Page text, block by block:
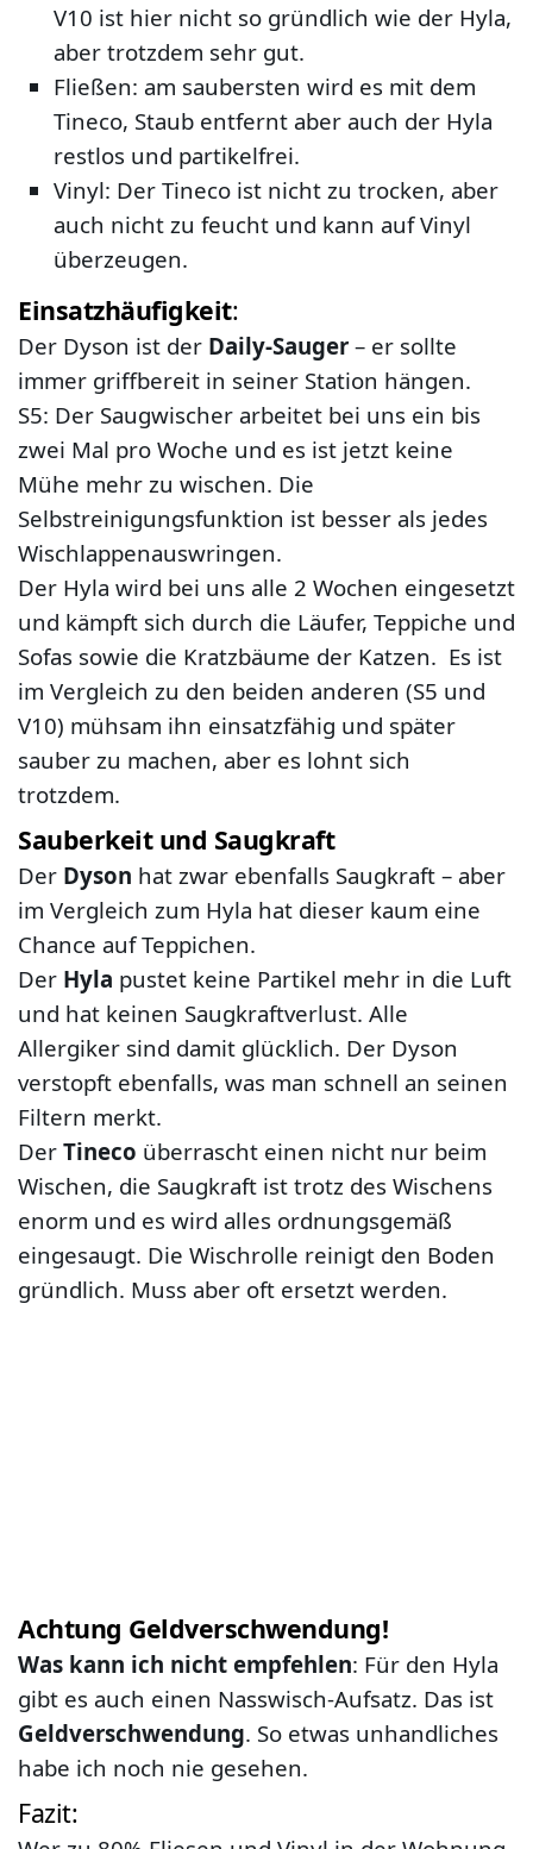
V10 ist hier nicht so gründlich wie der Hyla,
aber trotzdem sehr gut.
Fließen: am saubersten wird es mit dem
Tineco, Staub entfernt aber auch der Hyla
restlos und partikelfrei.
Vinyl: Der Tineco ist nicht zu trocken, aber
auch nicht zu feucht und kann auf Vinyl
überzeugen.
Einsatzhäufigkeit:
Der Dyson ist der Daily-Sauger – er sollte
immer griffbereit in seiner Station hängen.
S5: Der Saugwischer arbeitet bei uns ein bis
zwei Mal pro Woche und es ist jetzt keine
Mühe mehr zu wischen. Die
Selbstreinigungsfunktion ist besser als jedes
Wischlappenauswringen.
Der Hyla wird bei uns alle 2 Wochen eingesetzt
und kämpft sich durch die Läufer, Teppiche und
Sofas sowie die Kratzbäume der Katzen. Es ist
im Vergleich zu den beiden anderen (S5 und
V10) mühsam ihn einsatzfähig und später
sauber zu machen, aber es lohnt sich
trotzdem.
Sauberkeit und Saugkraft
Der Dyson hat zwar ebenfalls Saugkraft – aber
im Vergleich zum Hyla hat dieser kaum eine
Chance auf Teppichen.
Der Hyla pustet keine Partikel mehr in die Luft
und hat keinen Saugkraftverlust. Alle
Allergiker sind damit glücklich. Der Dyson
verstopft ebenfalls, was man schnell an seinen
Filtern merkt.
Der Tineco überrascht einen nicht nur beim
Wischen, die Saugkraft ist trotz des Wischens
enorm und es wird alles ordnungsgemäß
eingesaugt. Die Wischrolle reinigt den Boden
gründlich. Muss aber oft ersetzt werden.
Achtung Geldverschwendung!
Was kann ich nicht empfehlen: Für den Hyla
gibt es auch einen Nasswisch-Aufsatz. Das ist
Geldverschwendung. So etwas unhandliches
habe ich noch nie gesehen.
Fazit: